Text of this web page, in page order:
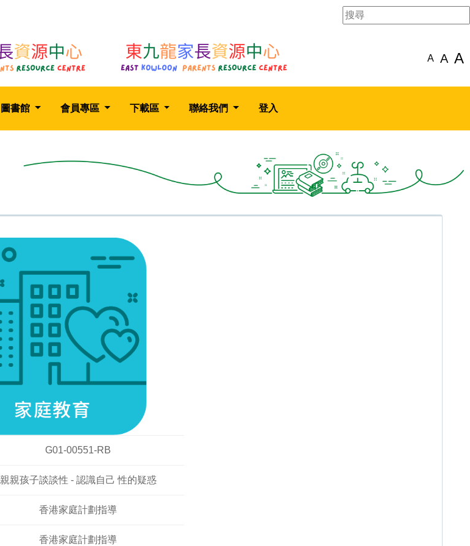
A A A
圖書館 會員專區 下載區 聯絡我們 登入
G01-00551-RB
親親孩子談談性 - 認識自己 性的疑惑
香港家庭計劃指導
香港家庭計劃指導